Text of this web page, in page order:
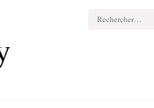
Rechercher :